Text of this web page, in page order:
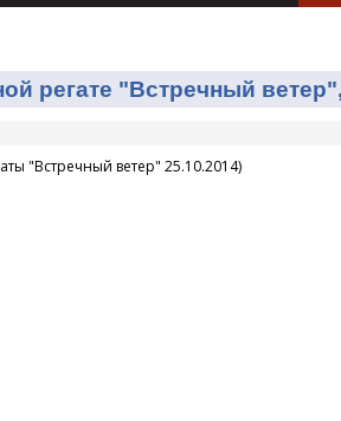
регате "Встречный
"Встречный ветер" 25.10.2014)